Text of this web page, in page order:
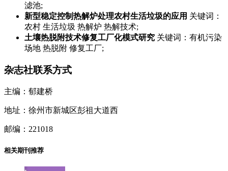
滤池;
新型稳定控制热解炉处理农村生活垃圾的应用 关键词：
农村 生活垃圾 热解炉 热解技术;
土壤热脱附技术修复工厂化模式研究 关键词：有机污染
场地 热脱附 修复工厂;
杂志社联系方式
主编：郁建桥
地址：徐州市新城区彭祖大道西
邮编：221018
相关期刊推荐